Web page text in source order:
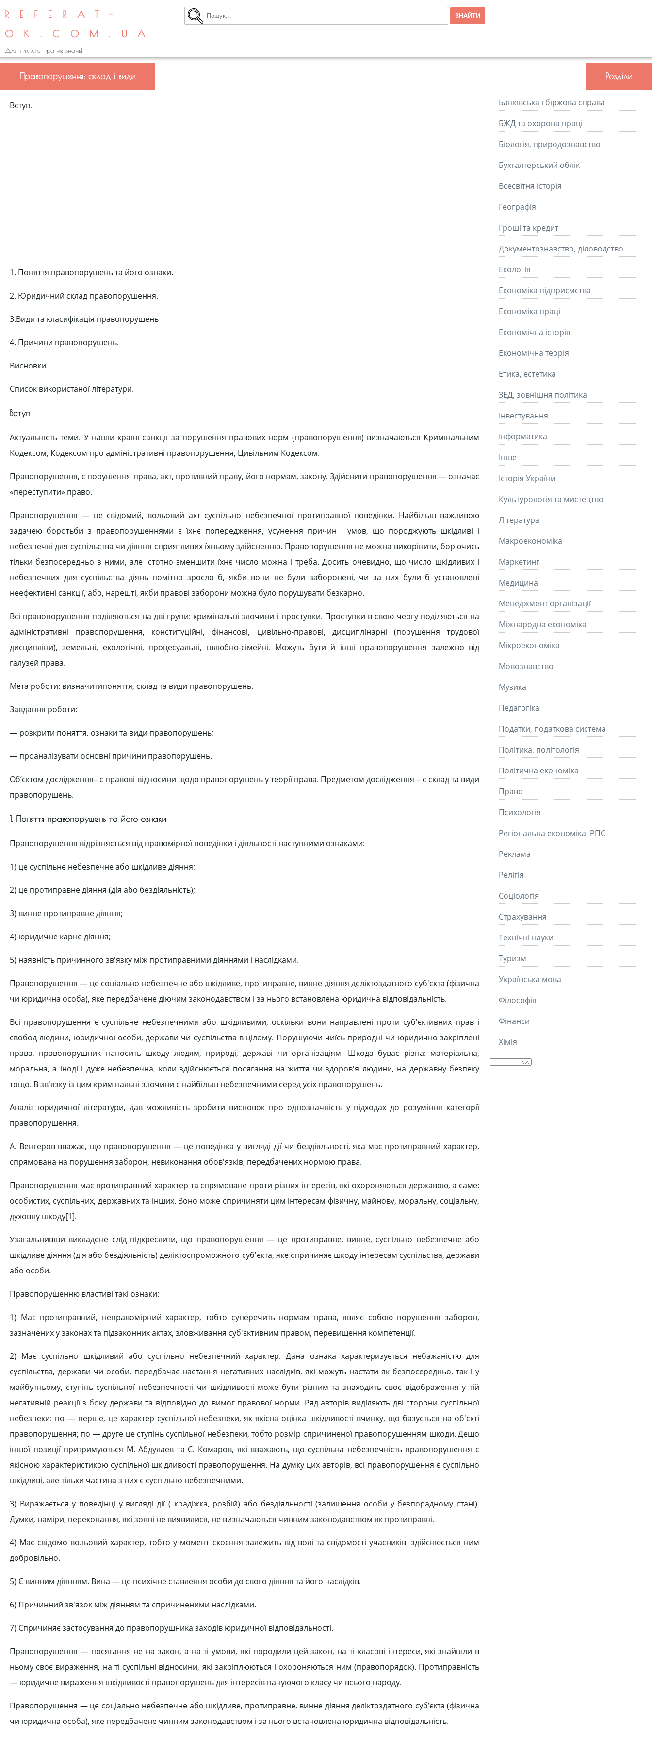
REFERAT-
OK.COM.UA
Для тих хто прагне знань!
Правопорушення: склад і види
Вступ.
1. Поняття правопорушень та його ознаки.
2. Юридичний склад правопорушення.
3.Види та класифікація правопорушень
4. Причини правопорушень.
Висновки.
Список використаної літератури.
Вступ
Актуальність теми. У нашій країні санкції за порушення правових норм (правопорушення) визначаються Кримінальним
Кодексом, Кодексом про адміністративні правопорушення, Цивільним Кодексом.
Правопорушення, є порушення права, акт, противний праву, його нормам, закону. Здійснити правопорушення — означає
«переступити» право.
Правопорушення — це свідомий, вольовий акт суспільно небезпечної протиправної поведінки. Найбільш важливою
задачею боротьби з правопорушеннями є їхнє попередження, усунення причин і умов, що породжують шкідливі і
небезпечні для суспільства чи діяння сприятливих їхньому здійсненню. Правопорушення не можна викорінити, борючись
тільки безпосередньо з ними, але істотно зменшити їхнє число можна і треба. Досить очевидно, що число шкідливих і
небезпечних для суспільства діянь помітно зросло б, якби вони не були заборонені, чи за них були б установлені
неефективні санкції, або, нарешті, якби правові заборони можна було порушувати безкарно.
Всі правопорушення поділяються на дві групи: кримінальні злочини і проступки. Проступки в свою чергу поділяються на
адміністративні правопорушення, конституційні, фінансові, цивільно-правові, дисциплінарні (порушення трудової
дисципліни), земельні, екологічні, процесуальні, шлюбно-сімейні. Можуть бути й інші правопорушення залежно від
галузей права.
Мета роботи: визначитипоняття, склад та види правопорушень.
Завдання роботи:
— розкрити поняття, ознаки та види правопорушень;
— проаналізувати основні причини правопорушень.
Об’єктом дослідження– є правові відносини щодо правопорушень у теорії права. Предметом дослідження – є склад та види
правопорушень.
1. Поняття правопорушень та його ознаки
Правопорушення відрізняється від правомірної поведінки і діяльності наступними ознаками:
1) це суспільне небезпечне або шкідливе діяння;
2) це протиправне діяння (дія або бездіяльність);
3) винне протиправне діяння;
4) юридичне карне діяння;
5) наявність причинного зв'язку між протиправними діяннями і наслідками.
Правопорушення — це соціально небезпечне або шкідливе, протиправне, винне діяння деліктоздатного суб'єкта (фізична
чи юридична особа), яке передбачене діючим законодавством і за нього встановлена юридична відповідальність.
Всі правопорушення є суспільне небезпечними або шкідливими, оскільки вони направлені проти суб'єктивних прав і
свобод людини, юридичної особи, держави чи суспільства в цілому. Порушуючи чиїсь природні чи юридично закріплені
права, правопорушник наносить шкоду людям, природі, державі чи організаціям. Шкода буває різна: матеріальна,
моральна, а іноді і дуже небезпечна, коли здійснюється посягання на життя чи здоров'я людини, на державну безпеку
тощо. В зв'язку із цим кримінальні злочини є найбільш небезпечними серед усіх правопорушень.
Аналіз юридичної літератури, дав можливість зробити висновок про однозначність у підходах до розуміння категорії
правопорушення.
А. Венгеров вважає, що правопорушення — це поведінка у вигляді дії чи бездіяльності, яка має протиправний характер,
спрямована на порушення заборон, невиконання обов'язків, передбачених нормою права.
Правопорушення має протиправний характер та спрямоване проти різних інтересів, які охороняються державою, а саме:
особистих, суспільних, державних та інших. Воно може спричиняти цим інтересам фізичну, майнову, моральну, соціальну,
духовну шкоду[1].
Узагальнивши викладене слід підкреслити, що правопорушення — це протиправне, винне, суспільно небезпечне або
шкідливе діяння (дія або бездіяльність) деліктоспроможного суб'єкта, яке спричиняє шкоду інтересам суспільства, держави
або особи.
Правопорушенню властиві такі ознаки:
1) Має протиправний, неправомірний характер, тобто суперечить нормам права, являє собою порушення заборон,
зазначених у законах та підзаконних актах, зловживання суб'єктивним правом, перевищення компетенції.
2) Має суспільно шкідливий або суспільно небезпечний характер. Дана ознака характеризується небажаністю для
суспільства, держави чи особи, передбачає настання негативних наслідків, які можуть настати як безпосередньо, так і у
майбутньому, ступінь суспільної небезпечності чи шкідливості може бути різним та знаходить своє відображення у тій
негативній реакції з боку держави та відповідно до вимог правової норми. Ряд авторів виділяють дві сторони суспільної
небезпеки: по — перше, це характер суспільної небезпеки, як якісна оцінка шкідливості вчинку, що базується на об'єкті
правопорушення; по — друге це ступінь суспільної небезпеки, тобто розмір спричиненої правопорушенням шкоди. Дещо
іншої позиції притримуються М. Абдулаев та С. Комаров, які вважають, що суспільна небезпечність правопорушення є
якісною характеристикою суспільної шкідливості правопорушення. На думку цих авторів, всі правопорушення є суспільно
шкідливі, але тільки частина з них є суспільно небезпечними.
3) Виражається у поведінці у вигляді дії ( крадіжка, розбій) або бездіяльності (залишення особи у безпорадному стані).
Думки, наміри, переконання, які зовні не виявилися, не визначаються чинним законодавством як протиправні.
4) Має свідомо вольовий характер, тобто у момент скоєння залежить від волі та свідомості учасників, здійснюється ним
добровільно.
5) Є винним діянням. Вина — це психічне ставлення особи до свого діяння та його наслідків.
6) Причинний зв'язок між діянням та спричиненими наслідками.
7) Спричиняє застосування до правопорушника заходів юридичної відповідальності.
Правопорушення — посягання не на закон, а на ті умови, які породили цей закон, на ті класові інтереси, які знайшли в
ньому своє вираження, на ті суспільні відносини, які закріплюються і охороняються ним (правопорядок). Протиправність
— юридичне вираження шкідливості правопорушень для інтересів пануючого класу чи всього народу.
Правопорушення — це соціально небезпечне або шкідливе, протиправне, винне діяння деліктоздатного суб’єкта (фізична
чи юридична особа), яке передбачене чинним законодавством і за нього встановлена юридична відповідальність.
Розділи
Банківська і біржова справа
БЖД та охорона праці
Біологія, природознавство
Бухгалтерський облік
Всесвітня історія
Географія
Гроші та кредит
Документознавство, діловодство
Екологія
Економіка підприємства
Економіка праці
Економічна історія
Економічна теорія
Етика, естетика
ЗЕД, зовнішня політика
Інвестування
Інформатика
Інше
Історія України
Культурологія та мистецтво
Літературa
Макроекономіка
Маркетинг
Медицина
Менеджмент організації
Міжнародна економіка
Мікроекономіка
Мовознавство
Музика
Педагогіка
Податки, податкова система
Політика, політологія
Політична економіка
Право
Психологія
Регіональна економіка, РПС
Реклама
Релігія
Соціологія
Страхування
Технічні науки
Туризм
Українська мова
Філософія
Фінанси
Хімія